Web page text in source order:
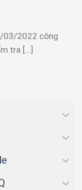
03/2022 công
tra [...]